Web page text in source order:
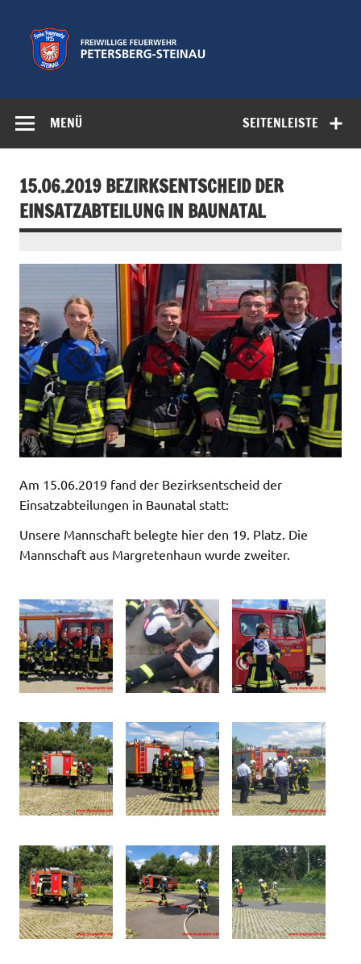
springen
Feuerwehr
Petersberg-
SEITENLEISTE
MENÜ
15.06.2019 BEZIRKSENTSCHEID DER
EINSATZABTEILUNG IN BAUNATAL
Am 15.06.2019 fand der Bezirksentscheid der
Einsatzabteilungen in Baunatal statt:
Unsere Mannschaft belegte hier den 19. Platz. Die
Mannschaft aus Margretenhaun wurde zweiter.